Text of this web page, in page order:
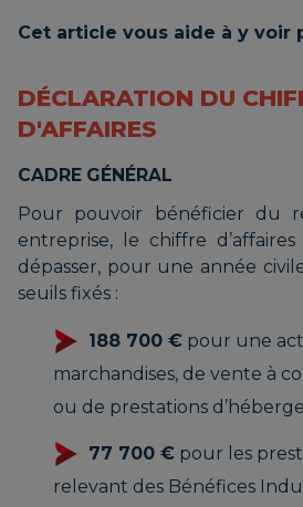
Cet article vous aide à y voir
DÉCLARATION DU
D'AFFAIRES
CADRE GÉNÉRAL
Pour pouvoir bénéficier du
entreprise, le chiffre
dépasser, pour une année
seuils fixés :
188 700 € pour une
marchandises, de vente à
ou de prestations
77 700 € pour les
relevant des Bénéfices